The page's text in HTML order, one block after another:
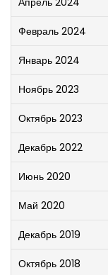
Февраль 2024
Январь 2024
Ноябрь 2023
Октябрь 2023
Декабрь 2022
Июнь 2020
Май 2020
Декабрь 2019
Октябрь 2018